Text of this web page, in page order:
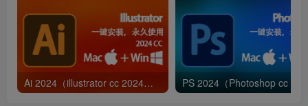
6.安装中……
7.点击【关闭】。
Ai 2024（illustrator cc 2024）免费下载|简体中文|一键安装永久使用